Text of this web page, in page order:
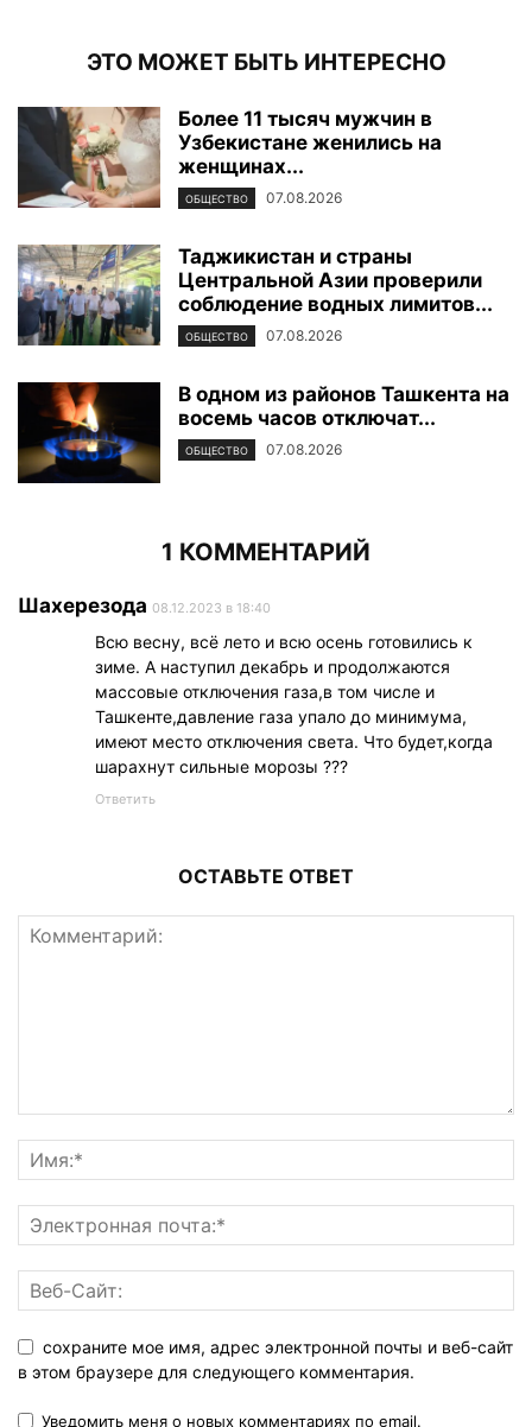
ЭТО МОЖЕТ БЫТЬ ИНТЕРЕСНО
Более 11 тысяч мужчин в
Узбекистане женились на
женщинах...
ОБЩЕСТВО 07.08.2026
Таджикистан и страны
Центральной Азии проверили
соблюдение водных лимитов...
ОБЩЕСТВО 07.08.2026
В одном из районов Ташкента на
восемь часов отключат...
ОБЩЕСТВО 07.08.2026
1 КОММЕНТАРИЙ
Шахерезода 08.12.2023 в 18:40
Всю весну, всё лето и всю осень готовились к
зиме. А наступил декабрь и продолжаются
массовые отключения газа,в том числе и
Ташкенте,давление газа упало до минимума,
имеют место отключения света. Что будет,когда
шарахнут сильные морозы ???
Ответить
ОСТАВЬТЕ ОТВЕТ
сохраните мое имя, адрес электронной почты и веб-сайт
в этом браузере для следующего комментария.
Уведомить меня о новых комментариях по email.